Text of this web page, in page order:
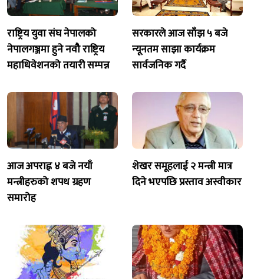
राष्ट्रिय युवा संघ नेपालको
नेपालगञ्जमा हुने नवौ राष्ट्रिय
महाधिवेशनको तयारी सम्पन्न
सरकारले आज साँझ ५ बजे
न्यूनतम साझा कार्यक्रम
सार्वजनिक गर्दै
आज अपराह्न ४ बजे नयाँ
मन्त्रीहरुको शपथ ग्रहण
समारोह
शेखर समूहलाई २ मन्त्री मात्र
दिने भएपछि प्रस्ताव अस्वीकार